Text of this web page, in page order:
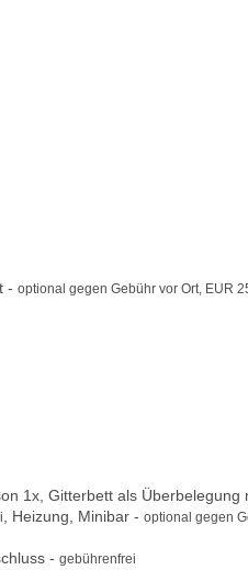
- optional gegen Gebühr vor Ort, EUR
1x, Gitterbett als Überbelegung
, Heizung, Minibar - optional gegen
- gebührenfrei